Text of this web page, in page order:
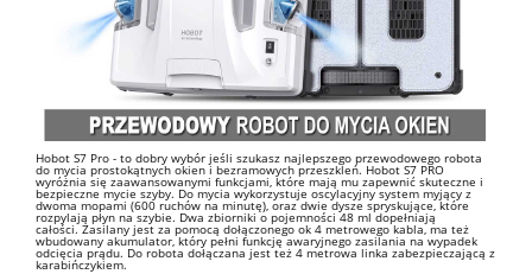
Hobot S7 Pro - to dobry wybór jeśli szukasz najlepszego przewodowego robota
do mycia prostokątnych okien i bezramowych przeszkleń. Hobot S7 PRO
wyróżnia się zaawansowanymi funkcjami, które mają mu zapewnić skuteczne i
bezpieczne mycie szyby. Do mycia wykorzystuje oscylacyjny system myjący z
dwoma mopami (600 ruchów na minutę), oraz dwie dysze spryskujące, które
rozpylają płyn na szybie. Dwa zbiorniki o pojemności 48 ml dopełniają
całości. Zasilany jest za pomocą dołączonego ok 4 metrowego kabla, ma też
wbudowany akumulator, który pełni funkcję awaryjnego zasilania na wypadek
odcięcia prądu. Do robota dołączana jest też 4 metrowa linka zabezpieczającą z
karabińczykiem.